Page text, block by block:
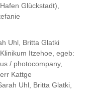
Glückstadt),
Uhl, Britta Glatki
Itzehoe, egeb:
/ photocompany,
Kattge
Uhl, Britta Glatki,